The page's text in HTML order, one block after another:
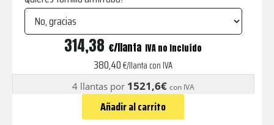
BRONZE
cantidad
314,38 € IVA no incluído
380,40€/llanta con IVA
4 llantas por 1521,6€ con IVA
Añadir al carrito